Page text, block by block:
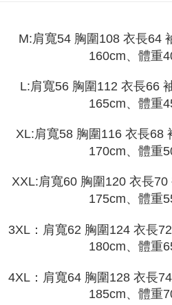
dibuat, atau jika permohonan gagal
akan dibatalkan secara automatik. Jika
peringkat "semakan manual", ini
[Arahan Pembayaran]
Pembayaran ansuran melalui OP Pay
berasingan dan tidak termasuk dalam
pembayaran akan dihantar selepas
Selepas mengakses bil melalui pautan
menyelesaikan pembayaran anda
bar kedai serbaneka, kedai runcit
[Nota Penting]
yang membolehkan pelanggan membeli
melalui perkhidmatan ini pada masa
atau pembayaran ansuran akan
Sila ambil perhatian bahawa tempoh
bagaimanapun, bagi mereka yang telah
sehingga 45 hari.
Tempoh pembayaran dikira dari masa
boleh melanjutkan tempoh pembayaran
pesanan. Walau bagaimanapun, tiada
menerima pesanan anda semasa
lama untuk dihantar). Oleh itu, anda
kepada AFTEE dalam tempoh sama ada
1. Jumlah yang diperakui untuk
NT$10,000. Amaun diperakui sebenar
3. Pada masa ini hanya tersedia untuk
NT$45/pesanan | Penghantaran
NT$499 atau lebih
付款 後7-11取貨
NT$45/pesanan | Penghantaran
NT$499 atau lebih
M:肩寬54 胸圍108 衣長64
160cm、體重
L:肩寬56 胸圍112 衣長66
165cm、體重
XL:肩寬58 胸圍116 衣長68
170cm、體重
XXL:肩寬60 胸圍120 衣長
175cm、體重
3XL：肩寬62 胸圍124 衣長
180cm、體重
4XL：肩寬64 胸圍128 衣長
185cm、體重